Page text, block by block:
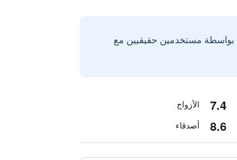
بواسطة مستخدمين حقيقيين مع
7.4 الأزواج
8.6 أصدقاء